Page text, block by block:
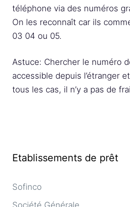
téléphone via des numéros
On les reconnaît car ils
03 04 ou 05.
Astuce: Chercher le numéro
accessible depuis l’étranger
tous les cas, il n’y a pas de
Etablissements de prêt
Sofinco
Société Générale